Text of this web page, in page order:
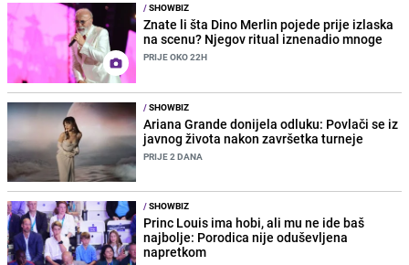
/SHOWBIZ
Znate li šta Dino Merlin pojede prije izlaska
na scenu? Njegov ritual iznenadio mnoge
PRIJE OKO 22H
/SHOWBIZ
Ariana Grande donijela odluku: Povlači se iz
javnog života nakon završetka turneje
PRIJE 2 DANA
/SHOWBIZ
Princ Louis ima hobi, ali mu ne ide baš
najbolje: Porodica nije oduševljena
napretkom